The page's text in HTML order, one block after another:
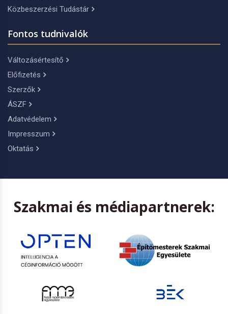
Közbeszerzési Tudástár
Fontos tudnivalók
Változásértesítő
Előfizetés
Szerzők
ÁSZF
Adatvédelem
Impresszum
Oktatás
Szakmai és médiapartnerek: